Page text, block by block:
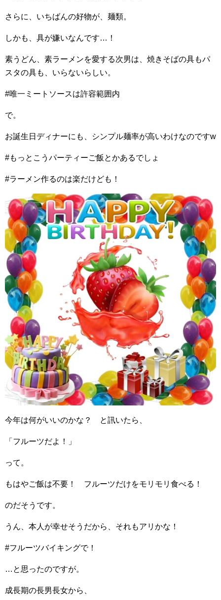
さらに、いちばんの好物が、麺類。
しかも、具が嫌いなんです…！
素うどん、素ラーメンを愛する次男は、焼きそばの具もパ
スタの具も、いらないらしい。
#唯一ミートソースは許容範囲内
で。
お誕生日ディナーにも、シンプル麺率が高いわけなのですw
#もっとこうパーティーご飯とかあるでしょ
#ラーメン作るのは楽だけども！
今年は何がいいのかな？ と訊いたら、
「フルーツだよ！」
って。
もはやご飯は不要！ フルーツだけをモリモリ食べる！
のだそうです。
うん、本人が幸せそうだから、それもアリかな！
#フルーツバイキングで！
…と思ったのですが。
成長期の長男長女から、